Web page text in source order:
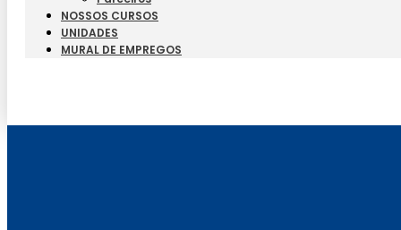
NOSSOS CURSOS
UNIDADES
MURAL DE EMPREGOS